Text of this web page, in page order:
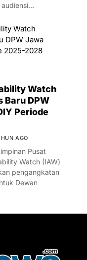
audiensi…
Watch
Baru DPW
Periode
AGO
Pusat
Watch (IAW)
pengangkatan
Dewan